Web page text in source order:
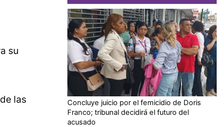
su
las
Concluye juicio por el femicidio de Doris
Franco; tribunal decidirá el futuro del
acusado